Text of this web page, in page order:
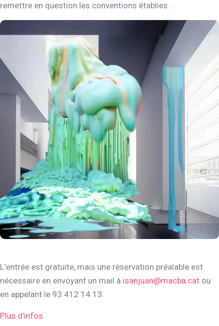
remettre en question les conventions établies.
L’entrée est gratuite, mais une réservation préalable est
nécessaire en envoyant un mail à isanjuan@macba.cat ou
en appelant le 93 412 14 13.
Plus d’infos